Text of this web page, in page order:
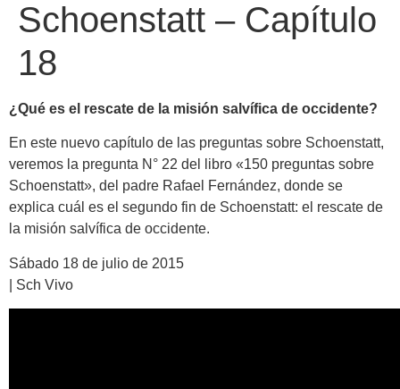
Schoenstatt – Capítulo
18
¿Qué es el rescate de la misión salvífica de occidente?
En este nuevo capítulo de las preguntas sobre Schoenstatt,
veremos la pregunta N° 22 del libro «150 preguntas sobre
Schoenstatt», del padre Rafael Fernández, donde se
explica cuál es el segundo fin de Schoenstatt: el rescate de
la misión salvífica de occidente.
Sábado 18 de julio de 2015
| Sch Vivo